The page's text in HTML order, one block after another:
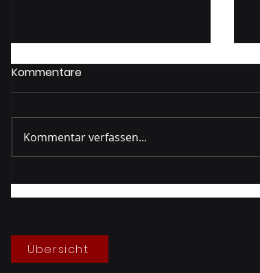
Gruppenprobe Berg
05/2026
Kommentare
Kommentar verfassen...
Übersicht